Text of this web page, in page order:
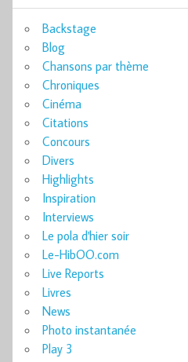
Backstage
Blog
Chansons par thème
Chroniques
Cinéma
Citations
Concours
Divers
Highlights
Inspiration
Interviews
Le pola d'hier soir
Le-HibOO.com
Live Reports
Livres
News
Photo instantanée
Play 3